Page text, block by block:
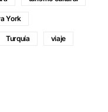
York
Turquía viaje